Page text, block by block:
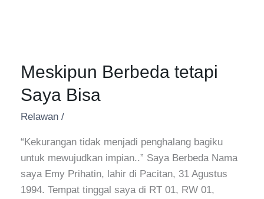
Meskipun Berbeda tetapi
Saya Bisa
Relawan/
“Kekurangan tidak menjadi penghalang bagiku
untuk mewujudkan impian..” Saya Berbeda Nama
saya Emy Prihatin, lahir di Pacitan, 31 Agustus
1994. Tempat tinggal saya di RT 01, RW 01,
Berbeda
Saya
Bisa